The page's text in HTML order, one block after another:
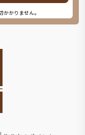
かりません。